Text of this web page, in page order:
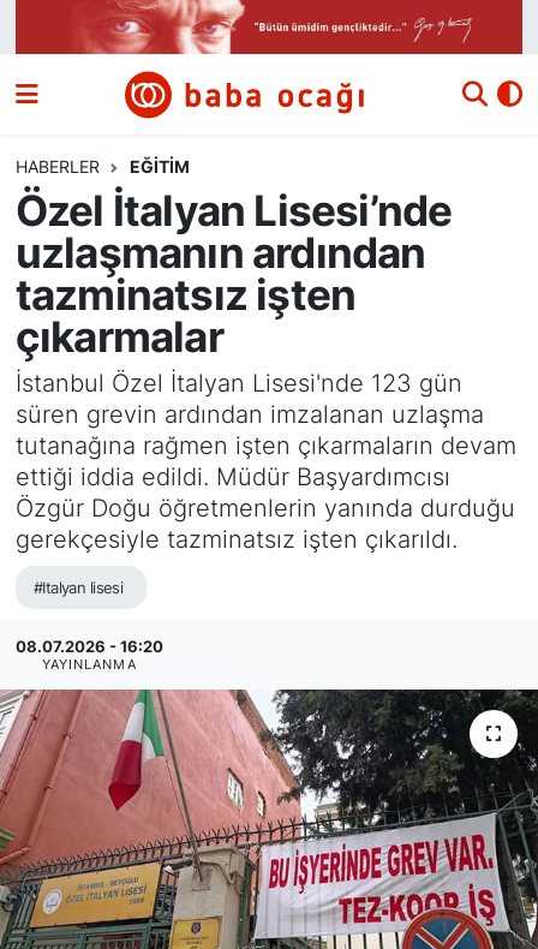
HABERLER EĞITIM
Özel İtalyan Lisesi’nde
uzlaşmanın ardından
tazminatsız işten
çıkarmalar
İstanbul Özel İtalyan Lisesi'nde 123 gün
süren grevin ardından imzalanan uzlaşma
tutanağına rağmen işten çıkarmaların devam
ettiği iddia edildi. Müdür Başyardımcısı
Özgür Doğu öğretmenlerin yanında durduğu
gerekçesiyle tazminatsız işten çıkarıldı.
#Italyan lisesi
08.07.2026 - 16:20
YAYINLANMA
Siyaset
Ekonomi
Dünya
Kültür ve Sanat
Eğitim
Bilim ve Teknoloji
Yazı Dizisi
Nöbetçi Eczaneler
Hava Durumu
Namaz Vakitleri
Trafik Durumu
Süper Lig Puan Durumu ve Fikstür
Tüm Manşetler
Son Dakika Haberleri
Haber Arşivi